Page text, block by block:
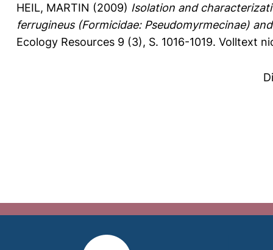
HEIL, MARTIN (2009) Isolation and
ferrugineus (Formicidae: Pseudomyrmecinae)
Ecology Resources 9 (3), S. 1016-1019. Volltext